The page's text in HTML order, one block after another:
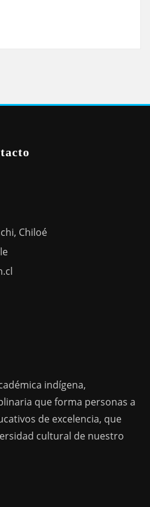
Chiloé
indígena,
que forma personas a
de excelencia, que
cultural de nuestro